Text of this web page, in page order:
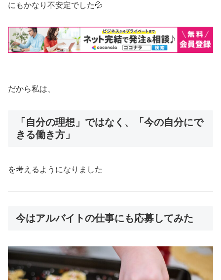
にもかなり不安定でした💦
だから私は、
「自分の理想」ではなく、「今の自分にで
きる働き方」
を考えるようになりました
今はアルバイトの仕事にも応募してみた